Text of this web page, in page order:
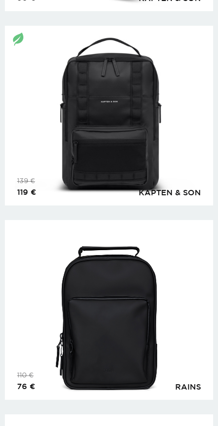
KAPTEN & SON
139€
119 €
RAINS
110€
76 €